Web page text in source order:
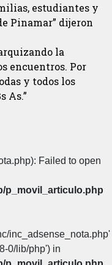
estudiantes y
Pinamar” dijeron
la
encuentros. Por
y todos los
As.”
Failed to open
p_movil_articulo.php
inc_adsense_nota.php'
0/lib/php') in